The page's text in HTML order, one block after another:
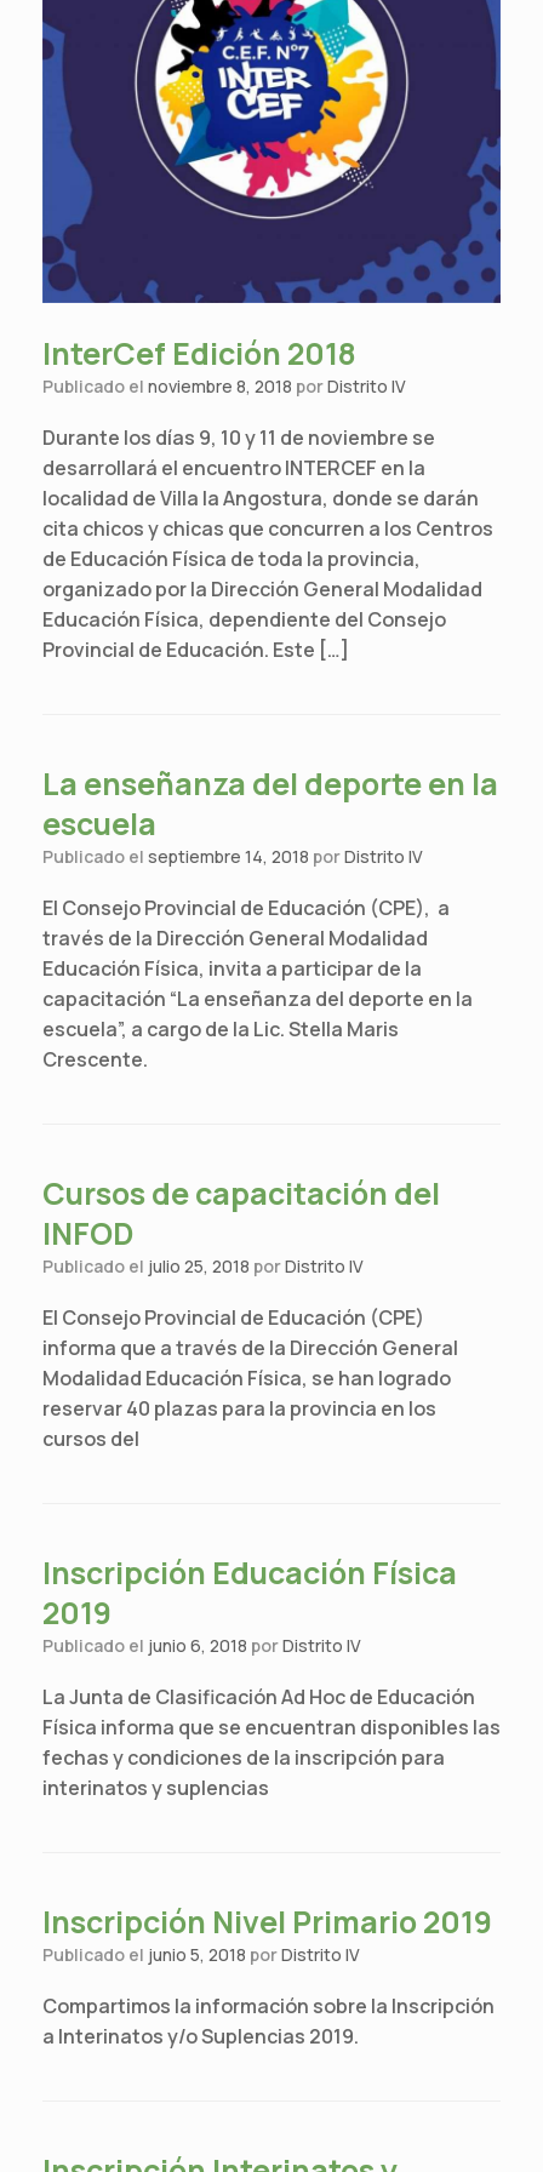
InterCef Edición 2018
Publicado el noviembre 8, 2018 porDistrito IV
Durante los días 9, 10 y 11 de noviembre se
desarrollará el encuentro INTERCEF en la
localidad de Villa la Angostura, donde se darán
cita chicos y chicas que concurren a los Centros
de Educación Física de toda la provincia,
organizado por la Dirección General Modalidad
Educación Física, dependiente del Consejo
Provincial de Educación. Este […]
La enseñanza del deporte en la
escuela
Publicado el septiembre 14, 2018 porDistrito IV
El Consejo Provincial de Educación (CPE), a
través de la Dirección General Modalidad
Educación Física, invita a participar de la
capacitación “La enseñanza del deporte en la
escuela”, a cargo de la Lic. Stella Maris
Crescente.
Cursos de capacitación del
INFOD
Publicado el julio 25, 2018 porDistrito IV
El Consejo Provincial de Educación (CPE)
informa que a través de la Dirección General
Modalidad Educación Física, se han logrado
reservar 40 plazas para la provincia en los
cursos del
Inscripción Educación Física
2019
Publicado el junio 6, 2018 porDistrito IV
La Junta de Clasificación Ad Hoc de Educación
Física informa que se encuentran disponibles las
fechas y condiciones de la inscripción para
interinatos y suplencias
Inscripción Nivel Primario 2019
Publicado el junio 5, 2018 porDistrito IV
Compartimos la información sobre la Inscripción
a Interinatos y/o Suplencias 2019.